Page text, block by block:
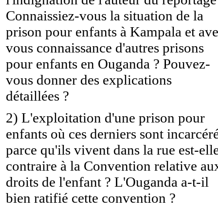
Connaissiez-vous la situation de la
prison pour enfants à Kampala et
vous connaissance d'autres prisons
pour enfants en Ouganda ? Pouvez-
vous donner des explications
détaillées ?
2) L'exploitation d'une prison pour
enfants où ces derniers sont
parce qu'ils vivent dans la rue est-
contraire à la Convention relative
droits de l'enfant ? L'Ouganda a-t-il
bien ratifié cette convention ?